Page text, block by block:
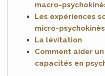
macro-
Les expériences
micro-
La lévitation
Comment aider
capacités en